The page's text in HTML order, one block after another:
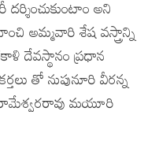
అని
అమ్మవారి శేష వస్త్రాన్ని
దేవస్థానం ప్రధాన
తో నుపునూరి వీరన్న
మయూరి